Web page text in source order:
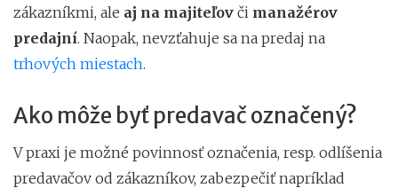
zákazníkmi, ale aj na majiteľov či manažérov
predajní. Naopak, nevzťahuje sa na predaj na
trhových miestach.
Ako môže byť predavač označený?
V praxi je možné povinnosť označenia, resp. odlíšenia
predavačov od zákazníkov, zabezpečiť napríklad